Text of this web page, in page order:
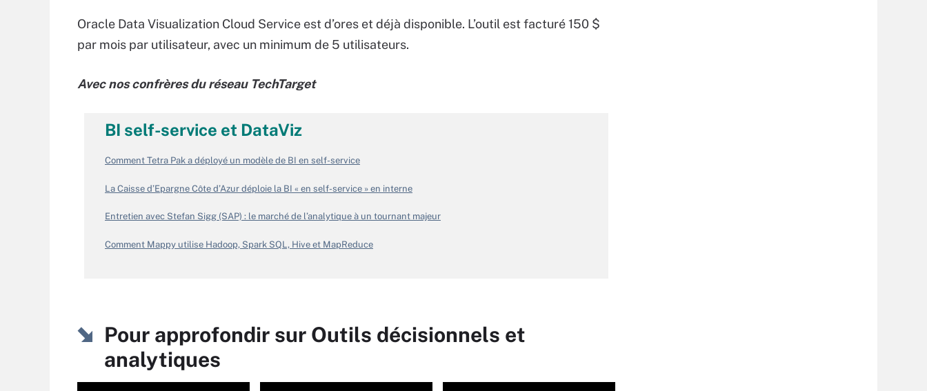
Oracle Data Visualization Cloud Service est d’ores et déjà disponible. L’outil est facturé 150 $
par mois par utilisateur, avec un minimum de 5 utilisateurs.
Avec nos confrères du réseau TechTarget
BI self-service et DataViz
Comment Tetra Pak a déployé un modèle de BI en self-service
La Caisse d’Epargne Côte d’Azur déploie la BI « en self-service » en interne
Entretien avec Stefan Sigg (SAP) : le marché de l’analytique à un tournant majeur
Comment Mappy utilise Hadoop, Spark SQL, Hive et MapReduce
Pour approfondir sur Outils décisionnels et
analytiques